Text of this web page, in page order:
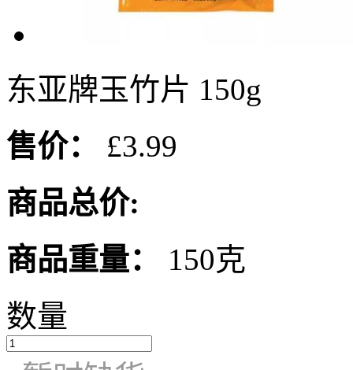
东亚牌玉竹片 150g
售价：
£3.99
商品总价:
商品重量：
150克
数量